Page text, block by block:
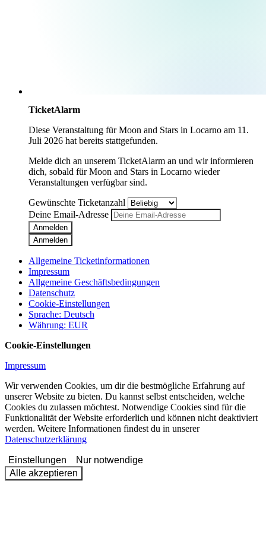
TicketAlarm
Diese Veranstaltung fürMoon and Stars in Locarno am 11.
Juli 2026 hat bereits stattgefunden.
Melde dich an unserem TicketAlarm an und wir informieren
dich, sobald fürMoon and Stars in Locarno wieder
Veranstaltungen verfügbar sind.
Gewünschte Ticketanzahl
Deine Email-Adresse
Anmelden
Anmelden
Allgemeine Ticketinformationen
Impressum
Allgemeine Geschäftsbedingungen
Datenschutz
Cookie-Einstellungen
Sprache: Deutsch
Währung: EUR
Cookie-Einstellungen
Impressum
Wir verwenden Cookies, um dir die bestmögliche Erfahrung auf
unserer Website zu bieten. Du kannst selbst entscheiden, welche
Cookies du zulassen möchtest. Notwendige Cookies sind für die
Funktionalität der Website erforderlich und können nicht deaktiviert
werden. Weitere Informationen findest du in unserer
Datenschutzerklärung
Einstellungen
Nur notwendige
Alle akzeptieren